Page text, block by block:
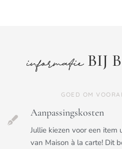
informatieBIJ
GOED OM
Aanpassingskosten
Jullie kiezen voor een item
van Maison à la carte! Dit